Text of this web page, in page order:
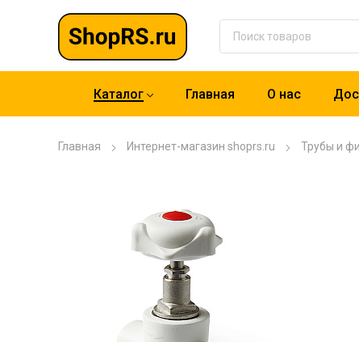
Каталог Главная О нас
Главная Интернет-магазин shoprs.ru Трубы и